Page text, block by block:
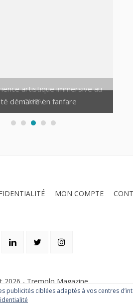
démarre en fanfare
artistique immersive au
CMBV
MON COMPTE
2026 -Tremolo Magazine
ciblées adaptés à vos centres